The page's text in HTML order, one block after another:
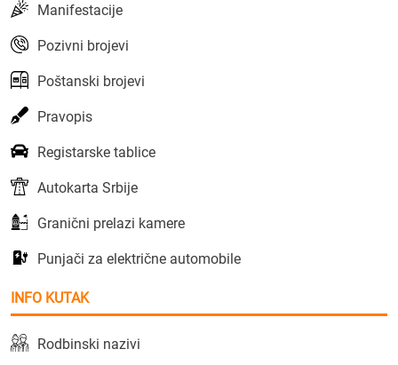
Manifestacije
Pozivni brojevi
Poštanski brojevi
Pravopis
Registarske tablice
Autokarta Srbije
Granični prelazi kamere
Punjači za električne automobile
INFO KUTAK
Rodbinski nazivi